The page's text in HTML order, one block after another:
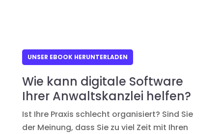
UNSER EBOOK HERUNTERLADEN
Wie kann digitale Software
Ihrer Anwaltskanzlei helfen?
Ist Ihre Praxis schlecht organisiert? Sind Sie
der Meinung, dass Sie zu viel Zeit mit Ihren